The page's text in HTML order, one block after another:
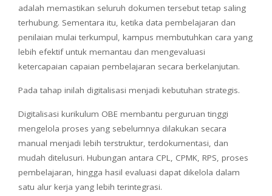
adalah memastikan seluruh dokumen tersebut tetap saling
terhubung. Sementara itu, ketika data pembelajaran dan
penilaian mulai terkumpul, kampus membutuhkan cara yang
lebih efektif untuk memantau dan mengevaluasi
ketercapaian capaian pembelajaran secara berkelanjutan.
Pada tahap inilah digitalisasi menjadi kebutuhan strategis.
Digitalisasi kurikulum OBE membantu perguruan tinggi
mengelola proses yang sebelumnya dilakukan secara
manual menjadi lebih terstruktur, terdokumentasi, dan
mudah ditelusuri. Hubungan antara CPL, CPMK, RPS, proses
pembelajaran, hingga hasil evaluasi dapat dikelola dalam
satu alur kerja yang lebih terintegrasi.